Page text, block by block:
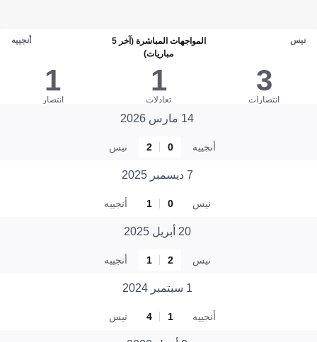
نيس
المواجهات المباشرة (آخر 5
مباريات)
أنجييه
3
انتصارات
1
تعادلات
1
انتصار
14 مارس 2026
أنجييه 0
2 نيس
7 ديسمبر 2025
نيس 0
1 أنجييه
20 أبريل 2025
نيس 2
1 أنجييه
1 سبتمبر 2024
أنجييه 1
4 نيس